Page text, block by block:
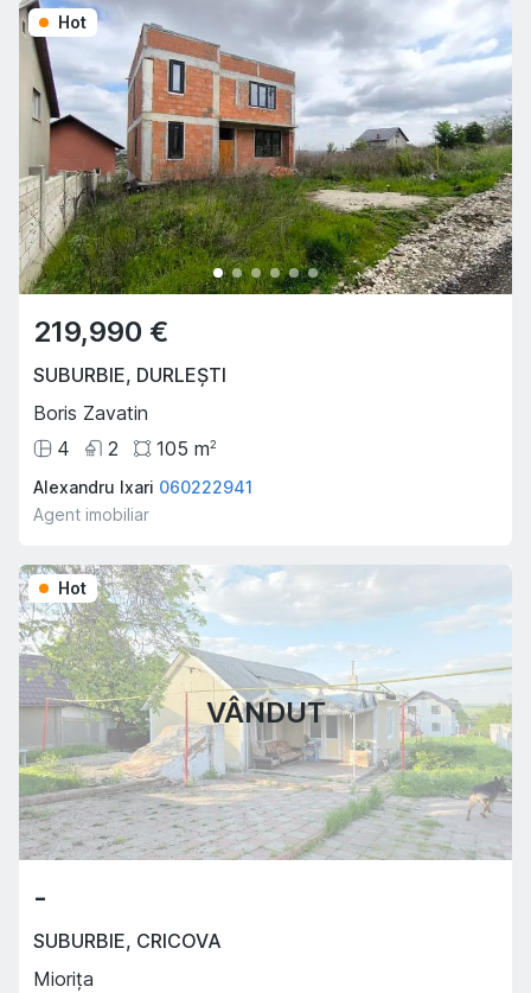
Hot
219,990 €
SUBURBIE, DURLEȘTI
Boris Zavatin
4
2 105 m2
Alexandru Ixari 060222941
Agent imobiliar
VÂNDUT
Hot
-
SUBURBIE, CRICOVA
Miorița